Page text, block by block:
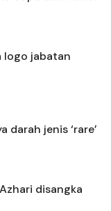
logo jabatan
darah jenis ‘rare’
disangka